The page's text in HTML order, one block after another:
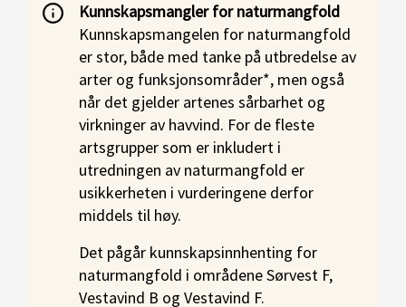
Kunnskapsmangler for naturmangfold
Kunnskapsmangelen for naturmangfold
er stor, både med tanke på utbredelse av
arter og funksjonsområder*, men også
når det gjelder artenes sårbarhet og
virkninger av havvind. For de fleste
artsgrupper som er inkludert i
utredningen av naturmangfold er
usikkerheten i vurderingene derfor
middels til høy.
Det pågår kunnskapsinnhenting for
naturmangfold i områdene Sørvest F,
Vestavind B og Vestavind F.